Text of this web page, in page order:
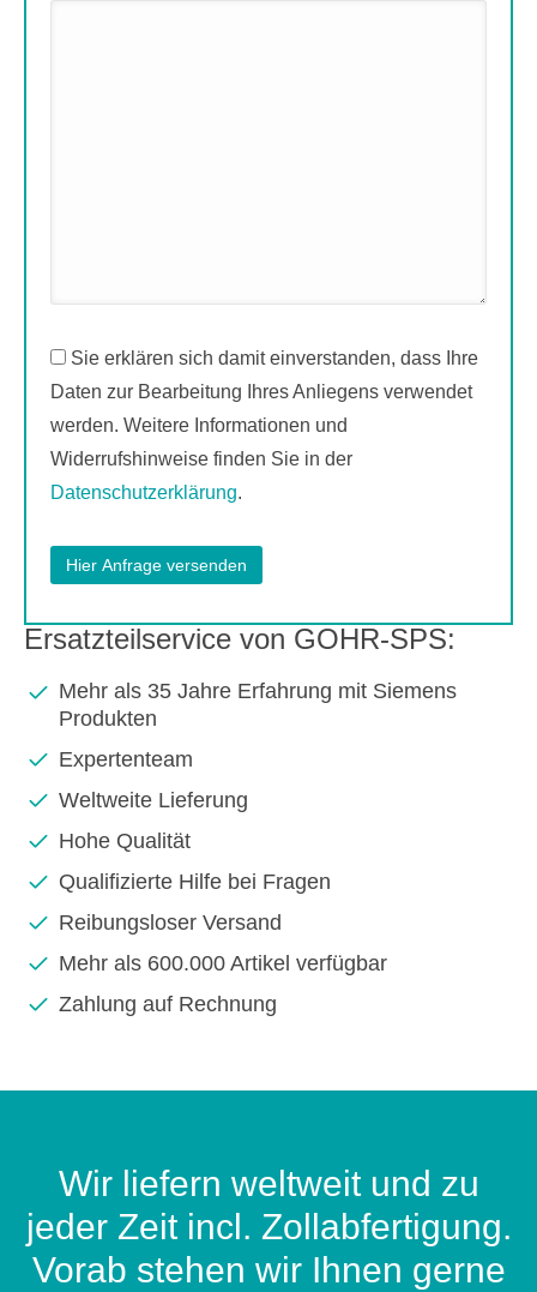
Sie erklären sich damit einverstanden, dass Ihre
Daten zur Bearbeitung Ihres Anliegens verwendet
werden. Weitere Informationen und
Widerrufshinweise finden Sie in der
Datenschutzerklärung.
Ersatzteilservice von GOHR-SPS:
Mehr als 35 Jahre Erfahrung mit Siemens
Produkten
Expertenteam
Weltweite Lieferung
Hohe Qualität
Qualifizierte Hilfe bei Fragen
Reibungsloser Versand
Mehr als 600.000 Artikel verfügbar
Zahlung auf Rechnung
Wir liefern weltweit und zu
jeder Zeit incl. Zollabfertigung.
Vorab stehen wir Ihnen gerne